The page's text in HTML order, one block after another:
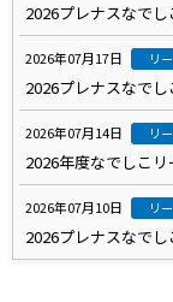
2026プレナスなで
2026年07月17日 リ
2026プレナスなで
2026年07月14日 リ
2026年度なでしこ
2026年07月10日 リ
2026プレナスなで